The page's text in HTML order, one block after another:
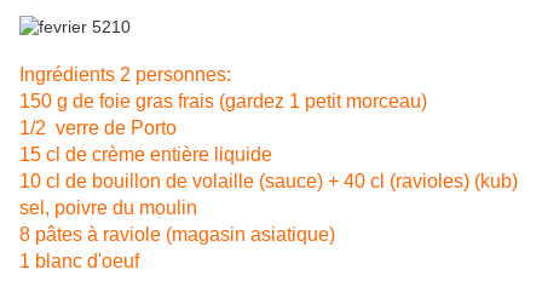
Ingrédients 2 personnes:
150 g de foie gras frais (gardez 1 petit morceau)
1/2 verre de Porto
15 cl de crème entière liquide
10 cl de bouillon de volaille (sauce) + 40 cl (ravioles) (kub)
sel, poivre du moulin
8 pâtes à raviole (magasin asiatique)
1 blanc d'oeuf